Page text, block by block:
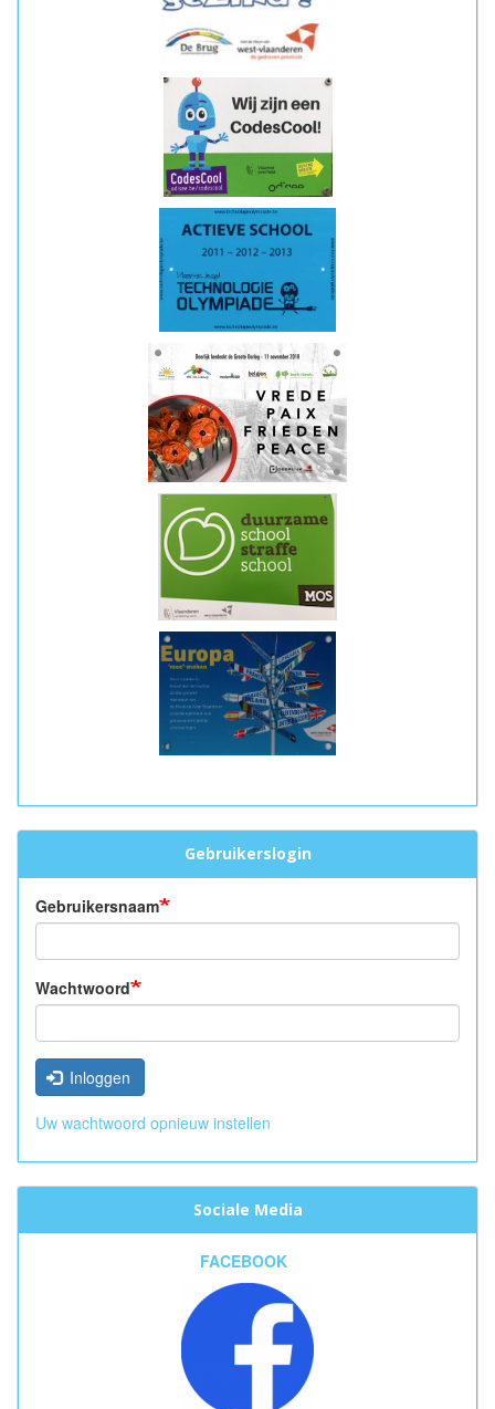
Gebruikerslogin
Gebruikersnaam
Wachtwoord
Inloggen
Uw wachtwoord opnieuw instellen
Sociale Media
FACEBOOK